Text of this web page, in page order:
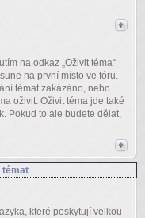
na odkaz „Oživit téma“
na první místo ve fóru.
témat zakázáno, nebo
oživit. Oživit téma jde také
Pokud to ale budete dělat,
témat
které poskytují velkou